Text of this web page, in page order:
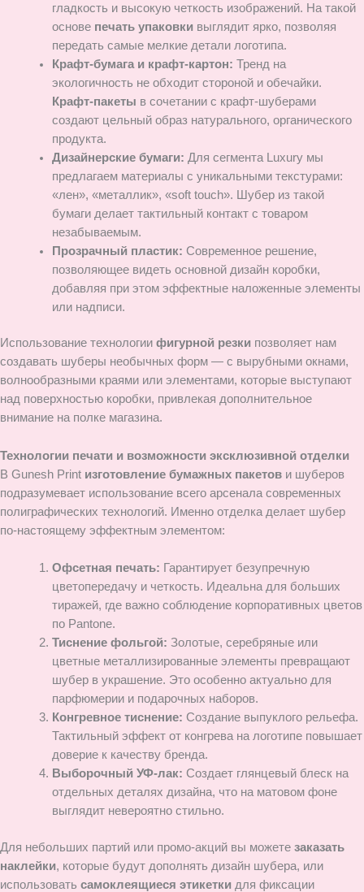
гладкость и высокую четкость изображений. На такой
основе печать упаковкивыглядит ярко, позволяя
передать самые мелкие детали логотипа.
Крафт-бумага и крафт-картон: Тренд на
экологичность не обходит стороной и обечайки.
Крафт-пакеты в сочетании с крафт-шуберами
создают цельный образ натурального, органического
продукта.
Дизайнерские бумаги: Для сегмента Luxury мы
предлагаем материалы с уникальными текстурами:
«лен», «металлик», «soft touch». Шубер из такой
бумаги делает тактильный контакт с товаром
незабываемым.
Прозрачный пластик: Современное решение,
позволяющее видеть основной дизайн коробки,
добавляя при этом эффектные наложенные элементы
или надписи.
Использование технологии фигурной резки позволяет нам
создавать шуберы необычных форм — с вырубными окнами,
волнообразными краями или элементами, которые выступают
над поверхностью коробки, привлекая дополнительное
внимание на полке магазина.
Технологии печати и возможности эксклюзивной отделки
В Gunesh Print изготовление бумажных пакетов и шуберов
подразумевает использование всего арсенала современных
полиграфических технологий. Именно отделка делает шубер
по-настоящему эффектным элементом:
Офсетная печать: Гарантирует безупречную
цветопередачу и четкость. Идеальна для больших
тиражей, где важно соблюдение корпоративных цветов
по Pantone.
Тиснение фольгой: Золотые, серебряные или
цветные металлизированные элементы превращают
шубер в украшение. Это особенно актуально для
парфюмерии и подарочных наборов.
Конгревное тиснение: Создание выпуклого рельефа.
Тактильный эффект от конгрева на логотипе повышает
доверие к качеству бренда.
Выборочный УФ-лак: Создает глянцевый блеск на
отдельных деталях дизайна, что на матовом фоне
выглядит невероятно стильно.
Для небольших партий или промо-акций вы можете заказать
наклейки, которые будут дополнять дизайн шубера, или
использовать самоклеящиеся этикетки для фиксации